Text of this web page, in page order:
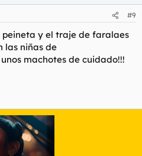
#9
peineta y el traje de faralaes
las niñas de
unos machotes de cuidado!!!